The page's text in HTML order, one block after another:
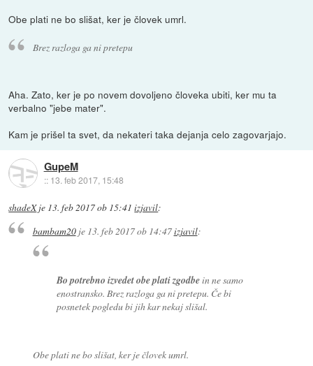
Obe plati ne bo slišat, ker je človek umrl.
Brez razloga ga ni pretepu
Aha. Zato, ker je po novem dovoljeno človeka ubiti, ker mu ta
verbalno "jebe mater".
Kam je prišel ta svet, da nekateri taka dejanja celo zagovarjajo.
GupeM
:: 13. feb 2017, 15:48
shadeXje 13. feb 2017 ob 15:41 izjavil:
bambam20je 13. feb 2017 ob 14:47izjavil:
Bo potrebno izvedet obe plati zgodbein ne samo
enostransko. Brez razloga ga ni pretepu. Če bi
posnetek pogledu bi jih kar nekaj slišal.
Obe plati ne bo slišat, ker je človek umrl.